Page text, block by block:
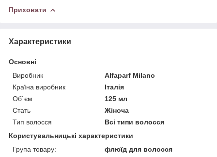
Приховати
Характеристики
Основні
Виробник
Alfaparf Milano
Країна виробник
Італія
Об`єм
125 мл
Стать
Жіноча
Тип волосся
Всі типи волосся
Користувальницькі характеристики
Група товару:
флюїд для волосся